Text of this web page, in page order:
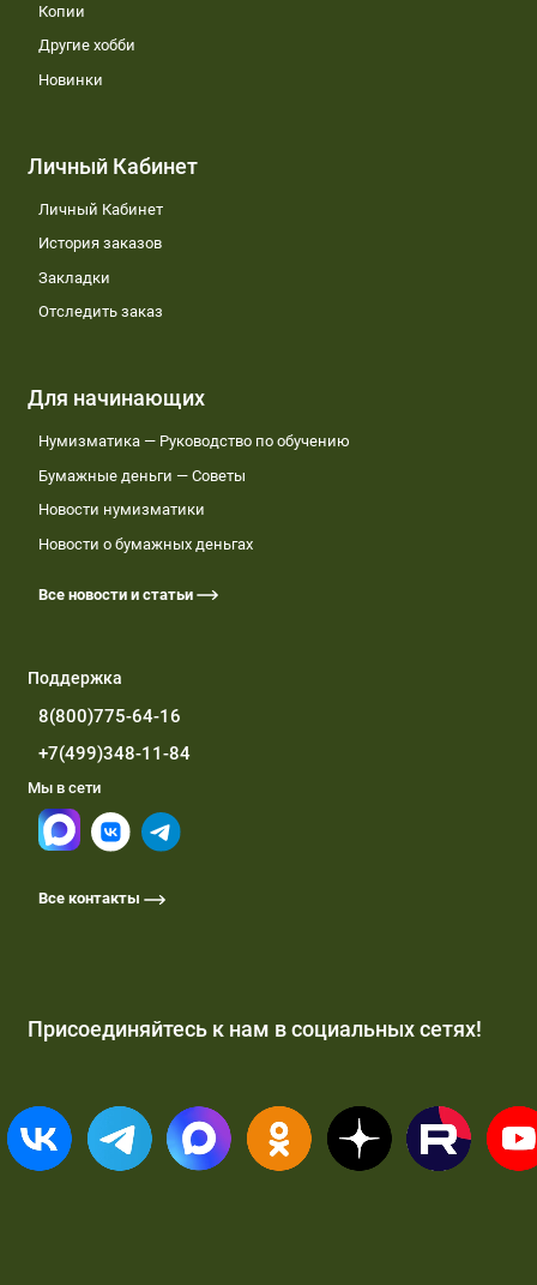
Копии
Другие хобби
Новинки
Личный Кабинет
Личный Кабинет
История заказов
Закладки
Отследить заказ
Для начинающих
Нумизматика — Руководство по обучению
Бумажные деньги — Советы
Новости нумизматики
Новости о бумажных деньгах
Все новости и статьи
Поддержка
8(800)775-64-16
+7(499)348-11-84
Мы в сети
Все контакты
Присоединяйтесь к нам в социальных сетях!